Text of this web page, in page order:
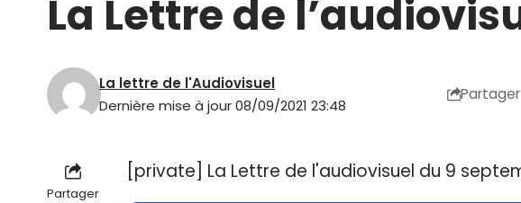
La Lettre de
Dernière mise à jour 08/09/2021 23:48
La lettre de l'Audiovisuel
Partager
Partager
[private] La Lettre de l'audiovisuel du 9